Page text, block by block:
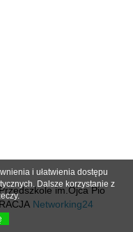
im.Ojca Pio
Networking24
i ułatwienia dostępu
Dalsze korzystanie z